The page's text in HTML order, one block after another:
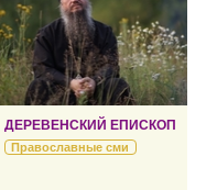
ДЕРЕВЕНСКИЙ ЕПИСКОП
Православные сми